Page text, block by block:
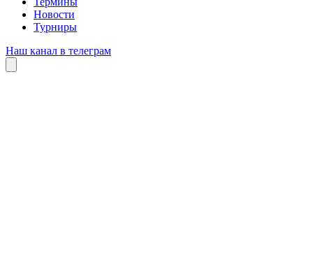
Новости
Турниры
Наш канал в телеграм